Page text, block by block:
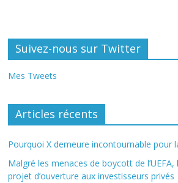
Suivez-nous sur Twitter
Mes Tweets
Articles récents
Pourquoi X demeure incontournable pour
Malgré les menaces de boycott de
projet d’ouverture aux investisseurs privés